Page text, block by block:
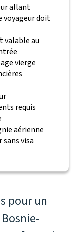
allant
voyageur doit
valable au
vierge
requis
aérienne
visa
pour un